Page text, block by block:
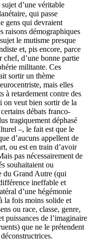
d’une véritable
qui passe
gens qui devraient
raisons démographiques
le mutisme presque
et, pis encore, parce
chef, d’une bonne partie
militante. Ces
sortir un thème
mais elles
à retardement contre des
on veut bien sortir de la
débats franco-
tragiquement déphasé
–, le fait est que le
d’aucuns appellent de
ou est en train d’avoir
pas nécessairement de
souhaitaient ou
du Grand Autre (qui
ineffable et
d’une hégémonie
la fois moins solide et
ou race, classe, genre,
de l’imaginaire
que ne le prétendent